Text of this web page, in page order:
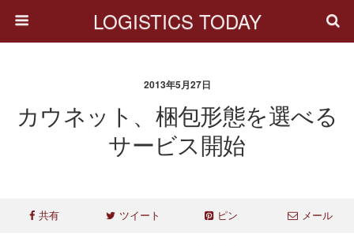
LOGISTICS TODAY
2013年5月27日
カウネット、梱包形態を選べる
サービス開始
共有 ツイート ピン メール